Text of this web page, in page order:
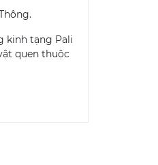
kinh tạng Pali
quen thuộc